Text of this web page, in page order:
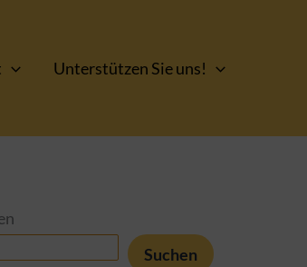
Unterstützen Sie uns!
Suchen